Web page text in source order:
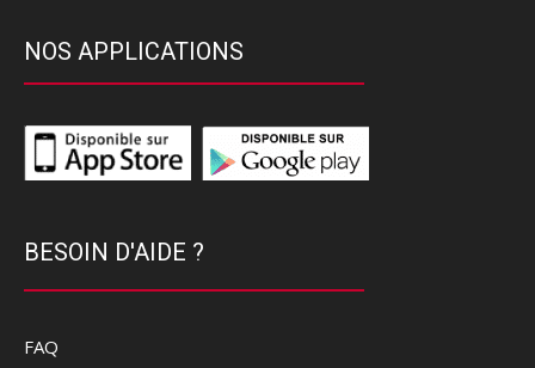
NOS APPLICATIONS
BESOIN D'AIDE ?
FAQ